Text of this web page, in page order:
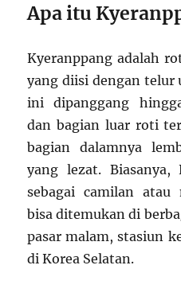
Apa itu
Kyeranppang adalah
yang diisi dengan telur
ini dipanggang
dan bagian luar roti
bagian dalamnya
yang lezat. Biasanya,
sebagai camilan
bisa ditemukan di
pasar malam, stasiun
di Korea Selatan.